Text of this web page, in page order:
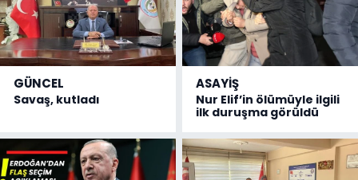
GÜNCEL
Savaş, kutladı
ASAYİŞ
Nur Elif’in ölümüyle ilgili
ilk duruşma görüldü